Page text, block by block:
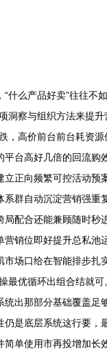
什么产品好卖”往往不
洞察与组织方法来提
，高价前台前台耗资
平台高好几倍的回流
正向频繁可控活动
群自动沉淀营销强重
配合还能兼顾随时秒
销位即好提升总私
场口给在智能排步
最优循环出组合结就
出那部分基础覆盖
是底层系统这行要
单使用市再投增加